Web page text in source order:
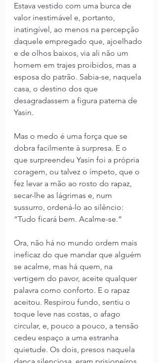
Estava vestido com uma burca de
valor inestimável e, portanto,
inatingível, ao menos na percepção
daquele empregado que, ajoelhado
e de olhos baixos, via ali não um
homem em trajes proibidos, mas a
esposa do patrão. Sabia-se, naquela
casa, o destino dos que
desagradassem a figura paterna de
Yasin.
Mas o medo é uma força que se
dobra facilmente à surpresa. E o
que surpreendeu Yasin foi a própria
coragem, ou talvez o ímpeto, que o
fez levar a mão ao rosto do rapaz,
secar-lhe as lágrimas e, num
sussurro, ordená-lo ao silêncio:
“Tudo ficará bem. Acalme-se.”
Ora, não há no mundo ordem mais
ineficaz do que mandar que alguém
se acalme, mas há quem, na
vertigem do pavor, aceite qualquer
palavra como conforto. E o rapaz
aceitou. Respirou fundo, sentiu o
toque leve nas costas, o afago
circular, e, pouco a pouco, a tensão
cedeu espaço a uma estranha
quietude. Os dois, presos naquela